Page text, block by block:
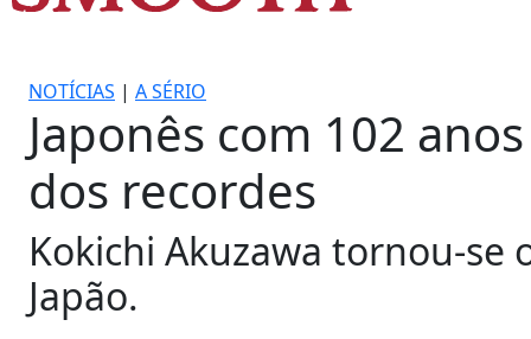
NOTÍCIAS | A SÉRIO
Japonês com 102
dos recordes
Kokichi Akuzawa tornou-
Japão.